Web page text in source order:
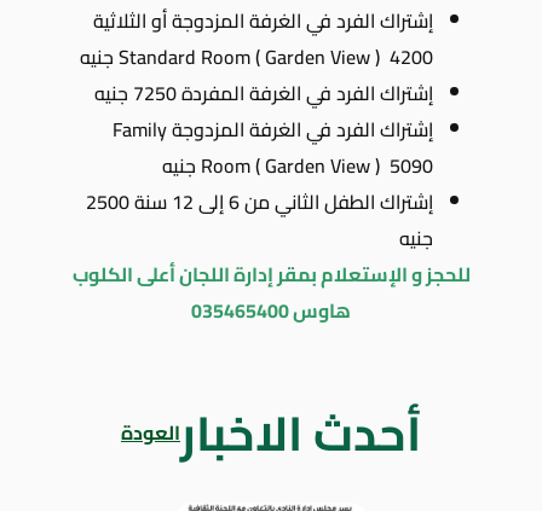
إشتراك الفرد في الغرفة المزدوجة أو الثلاثية
Standard Room ( Garden View ) 4200 جنيه
إشتراك الفرد في الغرفة المفردة 7250 جنيه
إشتراك الفرد في الغرفة المزدوجة Family
Room ( Garden View ) 5090 جنيه
إشتراك الطفل الثاني من 6 إلى 12 سنة 2500
جنيه
للحجز و الإستعلام بمقر إدارة اللجان أعلى الكلوب
هاوس 035465400
أحدث الاخبارالعودة